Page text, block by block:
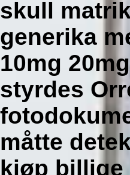
skull
generika
10mg
styrdes
måtte
kjøp billige